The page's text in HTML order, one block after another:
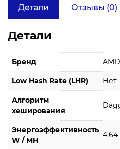
Детали Отзывы (0)
Детали
Бренд AMD
Low Hash Rate (LHR) Нет
Алгоритм
хеширования
Энергоэффективность
W / MH
4.64